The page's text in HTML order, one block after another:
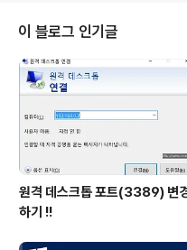
비슷하게 하여 구성 하였습니다(최근
부분이 업비트 인터페이스와 비슷하
Autoking UI가 많이 오래되어 보이
적인 운영을 위한 조치입니다. 차후
레이 예정입니다. Autoki..
이 블로그 인기글
원격 데스크톱 포트(3389) 변
하기 !!